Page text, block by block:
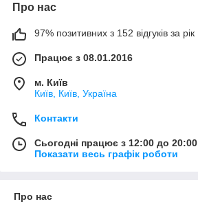
Про нас
97% позитивних з 152 відгуків за рік
Працює з 08.01.2016
м. Київ
Київ, Київ, Україна
Контакти
Сьогодні працює з 12:00 до 20:00
Показати весь графік роботи
Про нас